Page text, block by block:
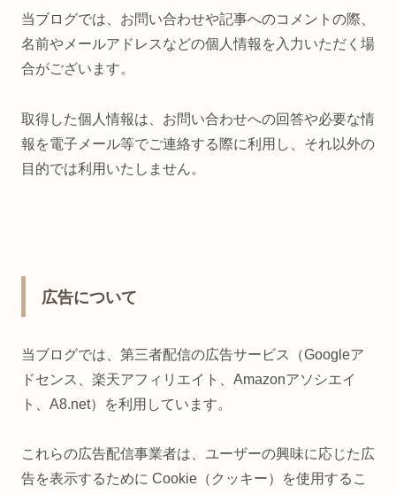
当ブログでは、お問い合わせや記事へのコメントの際、
名前やメールアドレスなどの個人情報を入力いただく場
合がございます。
取得した個人情報は、お問い合わせへの回答や必要な情
報を電子メール等でご連絡する際に利用し、それ以外の
目的では利用いたしません。
広告について
当ブログでは、第三者配信の広告サービス（Googleア
ドセンス、楽天アフィリエイト、Amazonアソシエイ
ト、A8.net）を利用しています。
これらの広告配信事業者は、ユーザーの興味に応じた広
告を表示するために Cookie（クッキー）を使用するこ